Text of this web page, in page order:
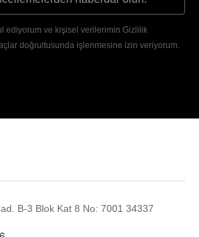
ediyorum ve kişisel verilerimin Gizlilik
doğrultusunda işlenmesine izin veriyorum.
B-3 Blok Kat 8 No: 7001 34337